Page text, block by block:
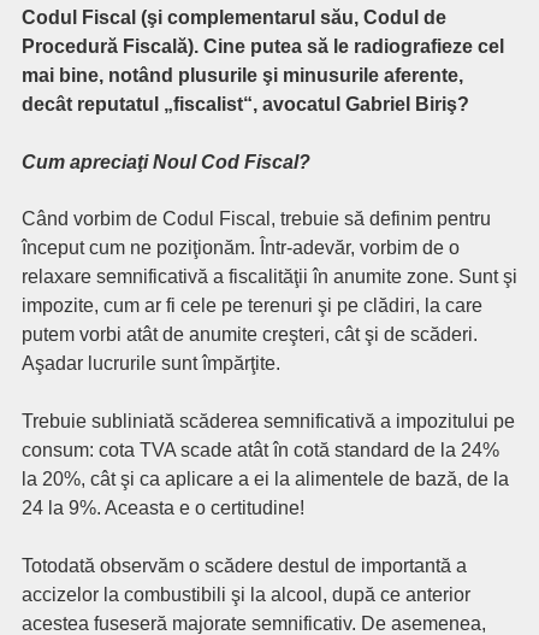
Codul Fiscal (şi complementarul său, Codul de
Procedură Fiscală). Cine putea să le radiografieze cel
mai bine, notând plusurile şi minusurile aferente,
decât reputatul „fiscalist“, avocatul Gabriel Biriş?
Cum apreciaţi Noul Cod Fiscal?
Când vorbim de Codul Fiscal, trebuie să definim pentru
început cum ne poziţionăm. Într-adevăr, vorbim de o
relaxare semnificativă a fiscalităţii în anumite zone. Sunt şi
impozite, cum ar fi cele pe terenuri şi pe clădiri, la care
putem vorbi atât de anumite creşteri, cât şi de scăderi.
Aşadar lucrurile sunt împărţite.
Trebuie subliniată scăderea semnificativă a impozitului pe
consum: cota TVA scade atât în cotă standard de la 24%
la 20%, cât şi ca aplicare a ei la alimentele de bază, de la
24 la 9%. Aceasta e o certitudine!
Totodată observăm o scădere destul de importantă a
accizelor la combustibili şi la alcool, după ce anterior
acestea fuseseră majorate semnificativ. De asemenea,